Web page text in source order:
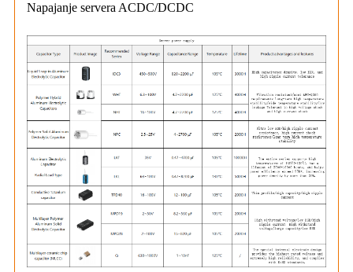
Napajanje servera ACDC/DCDC